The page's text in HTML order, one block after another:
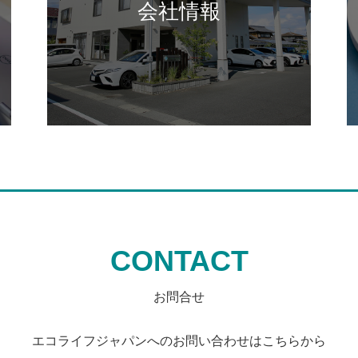
会社情報
CONTACT
お問合せ
エコライフジャパンへのお問い合わせはこちらから